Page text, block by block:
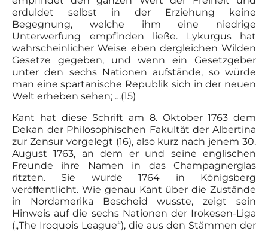
erduldet selbst in der Erziehung keine
Begegnung, welche ihm eine niedrige
Unterwerfung empfinden ließe. Lykurgus hat
wahrscheinlicher Weise eben dergleichen Wilden
Gesetze gegeben, und wenn ein Gesetzgeber
unter den sechs Nationen aufstände, so würde
man eine spartanische Republik sich in der neuen
Welt erheben sehen; …(15)
Kant hat diese Schrift am 8. Oktober 1763 dem
Dekan der Philosophischen Fakultät der Albertina
zur Zensur vorgelegt (16), also kurz nach jenem 30.
August 1763, an dem er und seine englischen
Freunde ihre Namen in das Champagnerglas
ritzten. Sie wurde 1764 in Königsberg
veröffentlicht. Wie genau Kant über die Zustände
in Nordamerika Bescheid wusste, zeigt sein
Hinweis auf die sechs Nationen der Irokesen-Liga
(„The Iroquois League“), die aus den Stämmen der